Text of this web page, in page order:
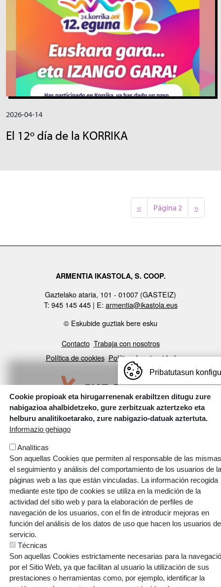
2026-04-14
El 12º día de la KORRIKA
Página anterior
‹‹ Página 2 ››
ARMENTIA IKASTOLA, S. COOP.
Gaztelako ataria, 101 - 01007 (GASTEIZ)
T: 945 145 445 | E: armentia@ikastola.eus
© Eskubide guztiak bere esku
ORRI-OINA
Contacto Trabaja con nosotros
TESTU-LEGALAK
Política de cookies Política de privacidad
Webgune hau Ikastolen Elkarteak garatu du
Pribatutasun
Cookie propioak eta hirugarrenenak erabiltzen ditugu zure
nabigazioa ahalbidetzeko, gure zerbitzuak aztertzeko eta
helburu analitikoetarako, zure nabigazio-datuak aztertuta.
Informazio gehiago
Analíticas
Son aquellas Cookies que permiten al responsable de las
el seguimiento y análisis del comportamiento de los usuarios de
páginas web a las que están vinculadas. La información recogida
mediante este tipo de cookies se utiliza en la medición de la
actividad del sitio web y para la elaboración de perfiles de
navegación de los usuarios, con el fin de introducir mejoras en
función del análisis de los datos de uso que hacen los usuarios
servicio.
Técnicas
Son aquellas Cookies estrictamente necesarias para la
por el Sitio Web, ya que facilitan al usuario la utilización de sus
prestaciones o herramientas como, por ejemplo, identificar la